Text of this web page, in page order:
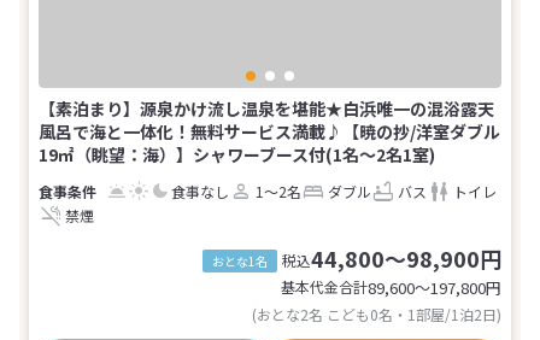
【素泊まり】源泉かけ流し温泉を堪能★白浜唯一の混浴露天
風呂で海と一体化！無料サービス満載♪【暁の抄/洋室ダブル
19㎡（眺望：海）】シャワーブース付(1名～2名1室)
食事なし 1～2名 ダブル バス
トイレ
禁煙
おとな1名 税込44,800～98,900円
基本代金合計89,600〜197,800円
(おとな2名 こども0名・1部屋/1泊2日)